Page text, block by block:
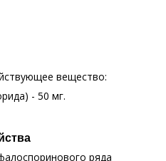
вещество:
- 50 мг.
ряда